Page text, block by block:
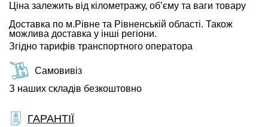
Ціна залежить від кілометражу, об’єму та ваги товару
Доставка по м.Рівне та Рівненській області. Також
можлива доставка у інші регіони.
Згідно тарифів транспортного оператора
Самовивіз
З наших складів безкоштовно
ГАРАНТІЇ